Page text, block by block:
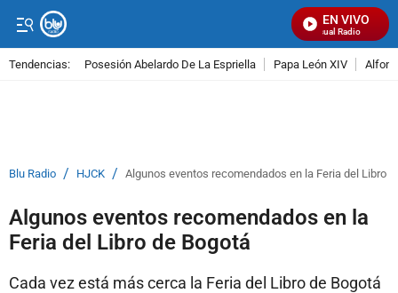
EN VIVO
Señal Visual Radio
Tendencias: Posesión Abelardo De La Espriella Papa León XIV
Blu Radio / HJCK / Algunos eventos recomendados en la Feria del Libro
Algunos eventos recomendados en la
Feria del Libro de Bogotá
Cada vez está más cerca la Feria del Libro de Bogotá